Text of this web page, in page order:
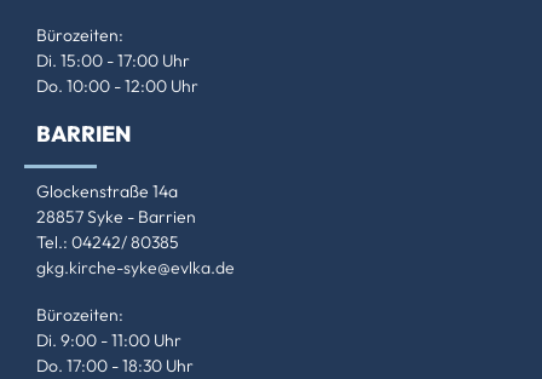
Bürozeiten:
Di. 15:00 - 17:00 Uhr
Do. 10:00 - 12:00 Uhr
BARRIEN
Glockenstraße 14a
28857 Syke - Barrien
Tel.: 04242/ 80385
gkg.kirche-syke@evlka.de
Bürozeiten:
Di. 9:00 - 11:00 Uhr
Do. 17:00 - 18:30 Uhr